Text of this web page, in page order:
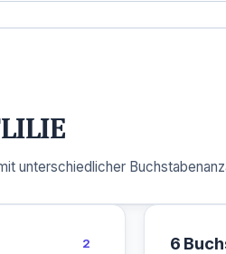
unterschiedlicher
2 6